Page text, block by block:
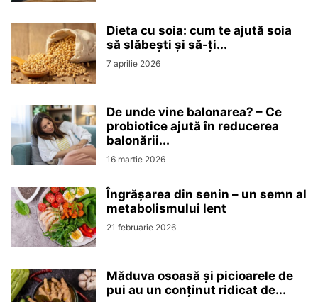
Dieta cu soia: cum te ajută soia
să slăbești și să-ți...
7 aprilie 2026
De unde vine balonarea? – Ce
probiotice ajută în reducerea
balonării...
16 martie 2026
Îngrășarea din senin – un semn al
metabolismului lent
21 februarie 2026
Măduva osoasă și picioarele de
pui au un conținut ridicat de...